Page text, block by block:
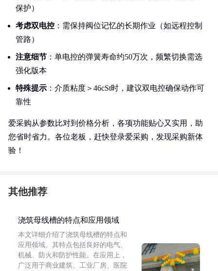
保护）
考虑双电控 ：需保持阀位记忆的长期作业（如远程控制
管路）
注意细节 ：单电控的弹簧寿命约50万次，频繁切换需选
强化版本
特殊提示 ：介质粘度＞46cSt时，建议双电控确保动作可
靠性
爱采购从参数比对到价格分析，各项功能贴心又实用，助
您省时省力。各位老板，赶快登录爱采购，发现采购新体
验！
其他推荐
浇筑母线槽的特点和应用领域
本文详细介绍了浇筑母线槽的特点和
应用领域。其特点包括良好的电气、
机械、防火和防护性能。在应用上，
广泛用于商业建筑、工业厂房、医院